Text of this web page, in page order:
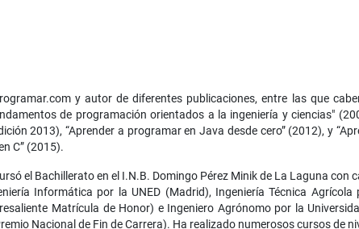
y autor de diferentes publicaciones, entre las que
de programación orientados a la ingeniería y ciencias"
2013), “Aprender a programar en Java desde cero” (2012), y
C” (2015).
el Bachillerato en el I.N.B. Domingo Pérez Minik de La Laguna
Informática por la UNED (Madrid), Ingeniería Técnica
Matrícula de Honor) e Ingeniero Agrónomo por la
Nacional de Fin de Carrera). Ha realizado numerosos cursos de